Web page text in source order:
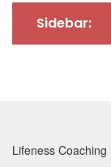
Sidebar:
Lifeness Coaching